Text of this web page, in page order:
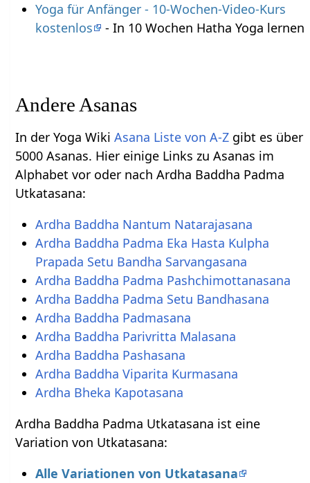
Yoga für Anfänger - 10-Wochen-Video-Kurs
kostenlos
- In 10 Wochen Hatha Yoga lernen
Andere Asanas
In der Yoga WikiAsana Liste von A-Z gibt es über
5000 Asanas. Hier einige Links zu Asanas im
Alphabet vor oder nach Ardha Baddha Padma
Utkatasana:
Ardha Baddha Nantum Natarajasana
Ardha Baddha Padma Eka Hasta Kulpha
Prapada Setu Bandha Sarvangasana
Ardha Baddha Padma Pashchimottanasana
Ardha Baddha Padma Setu Bandhasana
Ardha Baddha Padmasana
Ardha Baddha Parivritta Malasana
Ardha Baddha Pashasana
Ardha Baddha Viparita Kurmasana
Ardha Bheka Kapotasana
Ardha Baddha Padma Utkatasana ist eine
Variation von Utkatasana:
Alle Variationen von Utkatasana